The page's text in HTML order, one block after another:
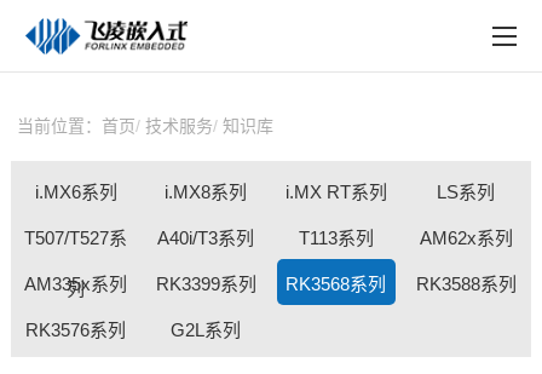
方案定制
在线购买
当前位置： 首页 技术服务 知识库
i.MX6系列 i.MX8系列 i.MX RT系列 LS系列
T507/T527系
列
A40i/T3系列 T113系列 AM62x系列
AM335x系列 RK3399系列 RK3568系列 RK3588系列
RK3576系列 G2L系列